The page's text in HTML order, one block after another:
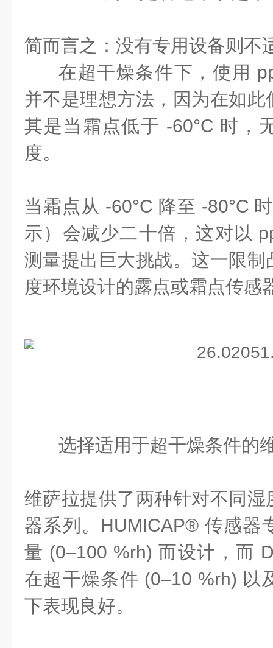
简而言之：没有专用设备则不
在超干燥条件下，使用
并不是理想方法，因为在如
其是当霜点低于 -60°C 时，
度。
当霜点从 -60°C 降至 -80°C
示）会减少二十倍，这对以
测量提出巨大挑战。这一限
度环境设计的露点或霜点传感
选择适用于超干燥条件的
维萨拉提供了两种针对不同
器系列。HUMICAP® 传感器
量 (0–100 %rh) 而设计，而
在超干燥条件 (0–10 %rh) 以
下表现良好。